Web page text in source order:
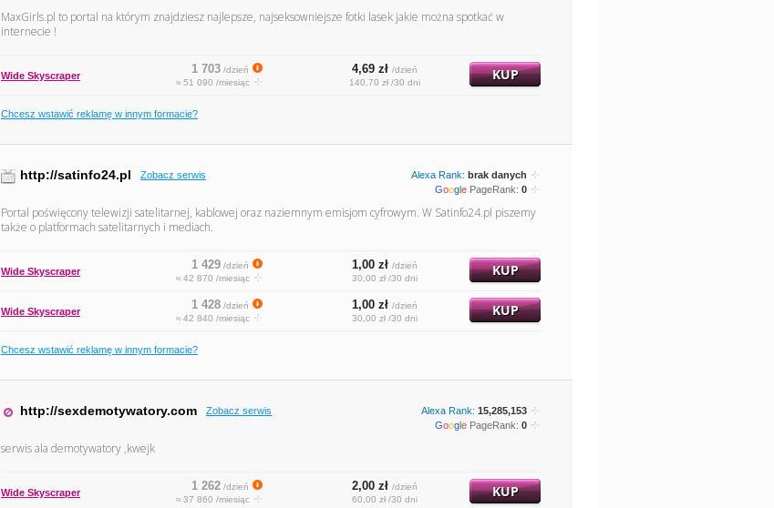
MaxGirls.pl to portal na którym znajdziesz najlepsze, najseksowniejsze fotki lasek jakie można spotkać w
internecie !
Wide Skyscraper 1 703/dzień
≈ 51 090 /miesiąc
4,69 zł /dzień
140,70 zł /30 dni
KUP
Chcesz wstawić reklamę w innym formacie?
http://satinfo24.pl Zobacz serwis Alexa Rank: brak danych
Google PageRank: 0
Portal poświęcony telewizji satelitarnej, kablowej oraz naziemnym emisjom cyfrowym. W Satinfo24.pl piszemy
także o platformach satelitarnych i mediach.
Wide Skyscraper 1 429/dzień
≈ 42 870 /miesiąc
1,00 zł /dzień
30,00 zł /30 dni
KUP
Wide Skyscraper 1 428/dzień
≈ 42 840 /miesiąc
1,00 zł /dzień
30,00 zł /30 dni
KUP
Chcesz wstawić reklamę w innym formacie?
http://sexdemotywatory.com Zobacz serwis Alexa Rank: 15,285,153
Google PageRank: 0
serwis ala demotywatory ,kwejk
Wide Skyscraper 1 262/dzień
≈ 37 860 /miesiąc
2,00 zł /dzień
60,00 zł /30 dni
KUP